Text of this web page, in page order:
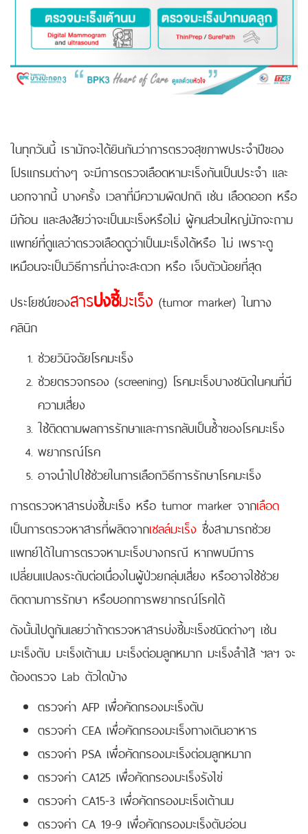
ในทุกวันนี้ เรามักจะได้ยินกันว่าการตรวจสุขภาพประจำปีของ
โปรแกรมต่างๆ จะมีการตรวจเลือดหามะเร็งกันเป็นประจำ และ
นอกจากนี้ บางครั้ง เวลาที่มีความผิดปกติ เช่น เลือดออก หรือ
มีก้อน และสงสัยว่าจะเป็นมะเร็งหรือไม่ ผู้คนส่วนใหญ่มักจะถาม
แพทย์ที่ดูแลว่าตรวจเลือดดูว่าเป็นมะเร็งได้หรือ ไม่ เพราะดู
เหมือนจะเป็นวิธีการที่น่าจะสะดวก หรือ เจ็บตัวน้อยที่สุด
ประโยชน์ของสารบ่งชี้มะเร็ง (tumor marker) ในทาง
คลินิก
ช่วยวินิจฉัยโรคมะเร็ง
ช่วยตรวจกรอง (screening) โรคมะเร็งบางชนิดในคนที่มี
ความเสี่ยง
ใช้ติดตามผลการรักษาและการกลับเป็นซ้ำของโรคมะเร็ง
พยากรณ์โรค
อาจนำไปใช้ช่วยในการเลือกวิธีการรักษาโรคมะเร็ง
การตรวจหาสารบ่งชี้มะเร็ง หรือ tumor marker จากเลือด
เป็นการตรวจหาสารที่ผลิตจากเซลล์มะเร็ง ซึ่งสามารถช่วย
แพทย์ได้ในการตรวจหามะเร็งบางกรณี หากพบมีการ
เปลี่ยนแปลงระดับต่อเนื่องในผู้ป่วยกลุ่มเสี่ยง หรืออาจใช้ช่วย
ติดตามการรักษา หรือบอกการพยากรณ์โรคได้
ดังนั้นไปดูกันเลยว่าถ้าตรวจหาสารบ่งชี้มะเร็งชนิดต่างๆ เช่น
มะเร็งตับ มะเร็งเต้านม มะเร็งต่อมลูกหมาก มะเร็งลำไส้ ฯลฯ จะ
ต้องตรวจ Lab ตัวใดบ้าง
ตรวจค่า AFP เพื่อคัดกรองมะเร็งตับ
ตรวจค่า CEA เพื่อคัดกรองมะเร็งทางเดินอาหาร
ตรวจค่า PSA เพื่อคัดกรองมะเร็งต่อมลูกหมาก
ตรวจค่า CA125 เพื่อคัดกรองมะเร็งรังไข่
ตรวจค่า CA15-3 เพื่อคัดกรองมะเร็งเต้านม
ตรวจค่า CA 19-9 เพื่อคัดกรองมะเร็งตับอ่อน